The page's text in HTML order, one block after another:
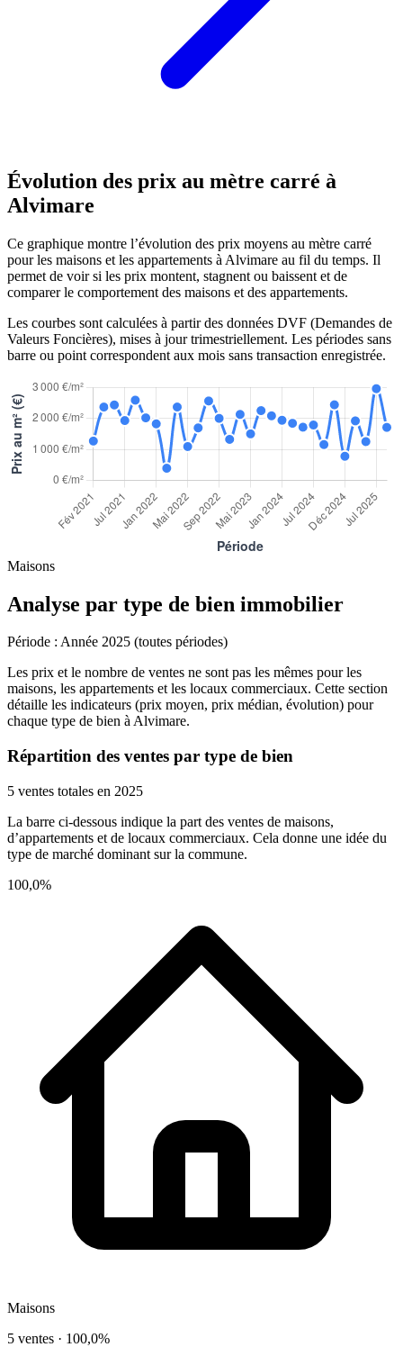
Évolution des prix au mètre carré à
Alvimare
Ce graphique montre l’évolution des prix moyens au mètre carré
pour les maisons et les appartements à Alvimare au fil du temps. Il
permet de voir si les prix montent, stagnent ou baissent et de
comparer le comportement des maisons et des appartements.
Les courbes sont calculées à partir des données DVF (Demandes de
Valeurs Foncières), mises à jour trimestriellement. Les périodes sans
barre ou point correspondent aux mois sans transaction enregistrée.
Maisons
Analyse par type de bien immobilier
Période : Année 2025 (toutes périodes)
Les prix et le nombre de ventes ne sont pas les mêmes pour les
maisons, les appartements et les locaux commerciaux. Cette section
détaille les indicateurs (prix moyen, prix médian, évolution) pour
chaque type de bien à Alvimare.
Répartition des ventes par type de bien
5 ventes totales en 2025
La barre ci-dessous indique la part des ventes de maisons,
d’appartements et de locaux commerciaux. Cela donne une idée du
type de marché dominant sur la commune.
100,0%
Maisons
5 ventes · 100,0%